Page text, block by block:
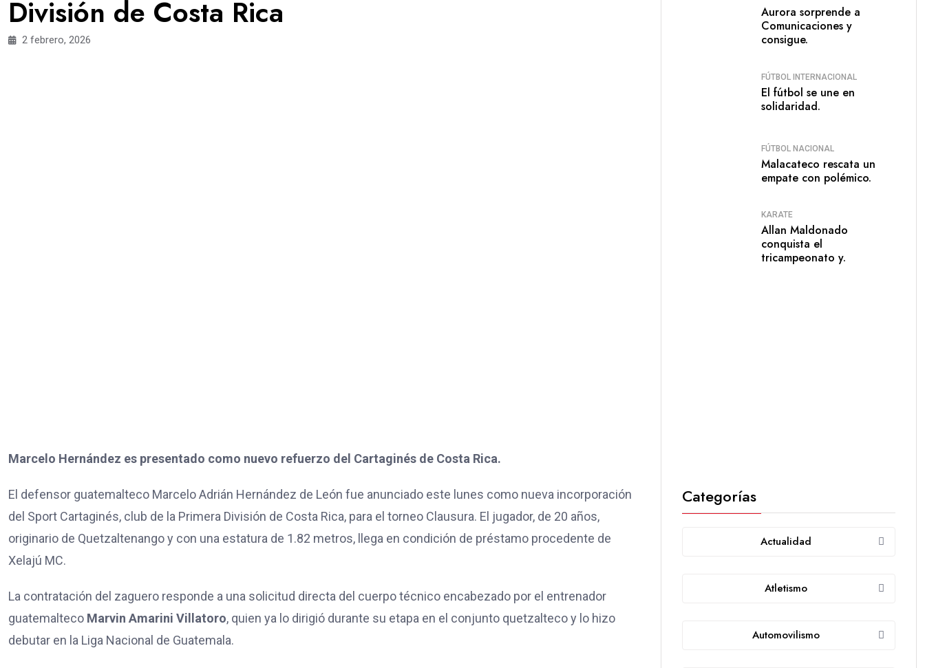
División de Costa Rica
2 febrero, 2026
Marcelo Hernández es presentado como nuevo refuerzo del Cartaginés de Costa Rica.
El defensor guatemalteco Marcelo Adrián Hernández de León fue anunciado este lunes como nueva incorporación
del Sport Cartaginés, club de la Primera División de Costa Rica, para el torneo Clausura. El jugador, de 20 años,
originario de Quetzaltenango y con una estatura de 1.82 metros, llega en condición de préstamo procedente de
Xelajú MC.
La contratación del zaguero responde a una solicitud directa del cuerpo técnico encabezado por el entrenador
guatemalteco Marvin Amarini Villatoro, quien ya lo dirigió durante su etapa en el conjunto quetzalteco y lo hizo
debutar en la Liga Nacional de Guatemala.
Aurora sorprende a
Comunicaciones y
consigue.
FÚTBOL INTERNACIONAL
El fútbol se une en
solidaridad.
FÚTBOL NACIONAL
Malacateco rescata un
empate con polémico.
KARATE
Allan Maldonado
conquista el
tricampeonato y.
Categorías
Actualidad
Atletismo
Automovilismo